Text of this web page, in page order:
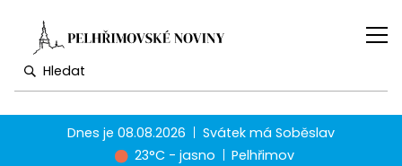
Dnes je08.08.2026 Svátek má Soběslav
23°C - jasno
Pelhřimov